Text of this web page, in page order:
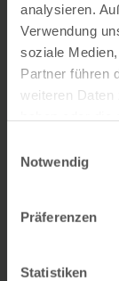
analysieren.
Verwendung
soziale
Partner führen
weiteren Daten
Notwendig
Präferenzen
Statistiken